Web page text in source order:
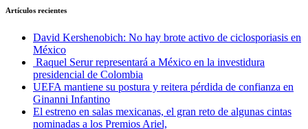
Artículos recientes
David Kershenobich: No hay brote activo de ciclosporiasis en
México
Raquel Serur representará a México en la investidura
presidencial de Colombia
UEFA mantiene su postura y reitera pérdida de confianza en
Ginanni Infantino
El estreno en salas mexicanas, el gran reto de algunas cintas
nominadas a los Premios Ariel,